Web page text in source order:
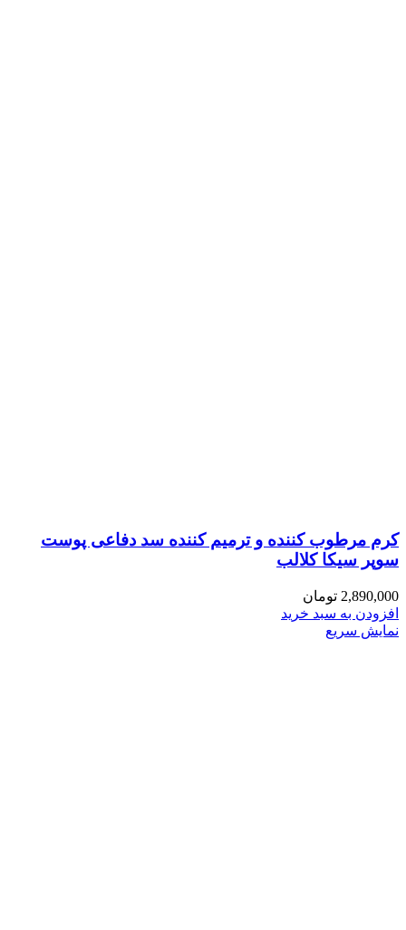
کرم مرطوب‌ کننده و ترمیم‌ کننده سد دفاعی پوست
سوپر سیکا کلالب
2,890,000 تومان
افزودن به سبد خرید
نمایش سریع